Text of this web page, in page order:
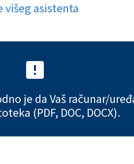
višeg asistenta


je da Vaš računar/
(PDF, DOC, DOCX).